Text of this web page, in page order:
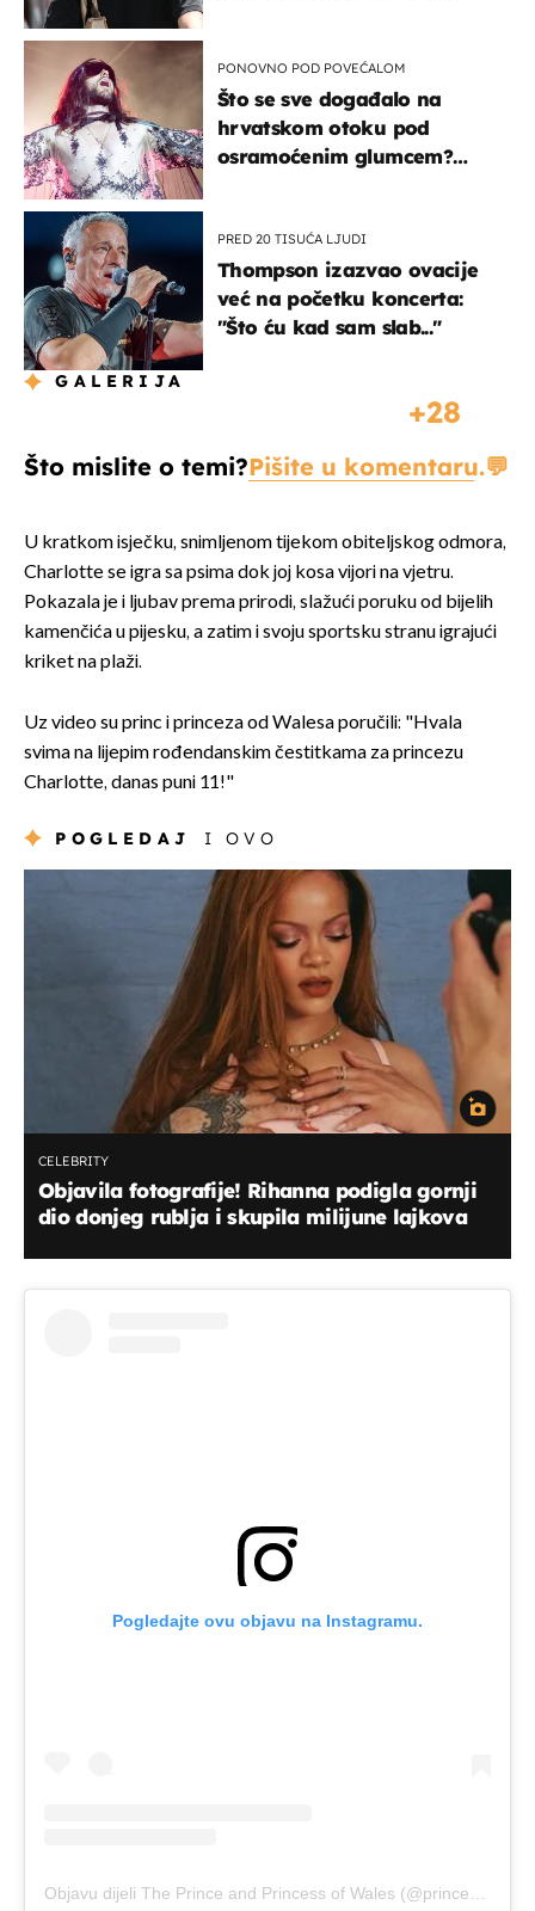
PONOVNO POD POVEĆALOM
Što se sve događalo na
hrvatskom otoku pod
osramoćenim glumcem?
PRED 20 TISUĆA LJUDI
Thompson izazvao ovacije
već na početku koncerta:
"Što ću kad sam slab..."
GALERIJA
28
Što mislite o temi?Pišite u komentaru.
U kratkom isječku, snimljenom tijekom obiteljskog odmora,
Charlotte se igra sa psima dok joj kosa vijori na vjetru.
Pokazala je i ljubav prema prirodi, slažući poruku od bijelih
kamenčića u pijesku, a zatim i svoju sportsku stranu igrajući
kriket na plaži.
Uz video su princ i princeza od Walesa poručili: "Hvala
svima na lijepim rođendanskim čestitkama za princezu
Charlotte, danas puni 11!"
POGLEDAJ I OVO
CELEBRITY
Objavila fotografije! Rihanna podigla gornji
dio donjeg rublja i skupila milijune lajkova
Pogledajte ovu objavu na Instagramu.
Objavu dijeli The Prince and Princess of Wales (@princeandprincessofwales)